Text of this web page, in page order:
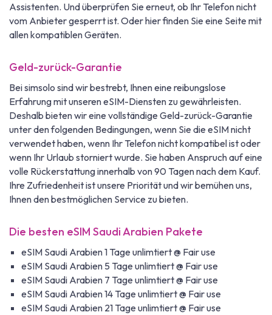
Assistenten. Und überprüfen Sie erneut, ob Ihr Telefon nicht
vom Anbieter gesperrt ist. Oder hier finden Sie eine Seite mit
allen kompatiblen Geräten.
Geld-zurück-Garantie
Bei simsolo sind wir bestrebt, Ihnen eine reibungslose
Erfahrung mit unseren eSIM-Diensten zu gewährleisten.
Deshalb bieten wir eine vollständige Geld-zurück-Garantie
unter den folgenden Bedingungen, wenn Sie die eSIM nicht
verwendet haben, wenn Ihr Telefon nicht kompatibel ist oder
wenn Ihr Urlaub storniert wurde. Sie haben Anspruch auf eine
volle Rückerstattung innerhalb von 90 Tagen nach dem Kauf.
Ihre Zufriedenheit ist unsere Priorität und wir bemühen uns,
Ihnen den bestmöglichen Service zu bieten.
Die besten eSIM Saudi Arabien Pakete
eSIM Saudi Arabien 1 Tage unlimtiert @ Fair use
eSIM Saudi Arabien 5 Tage unlimtiert @ Fair use
eSIM Saudi Arabien 7 Tage unlimtiert @ Fair use
eSIM Saudi Arabien 14 Tage unlimtiert @ Fair use
eSIM Saudi Arabien 21 Tage unlimtiert @ Fair use